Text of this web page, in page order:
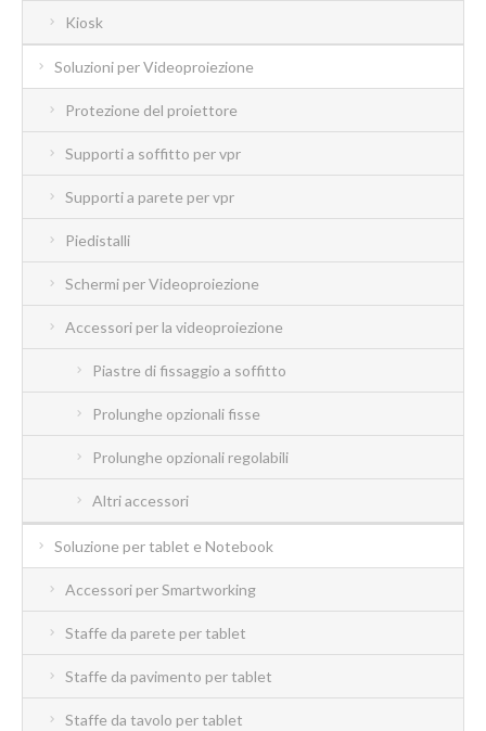
Kiosk
Soluzioni per Videoproiezione
Protezione del proiettore
Supporti a soffitto per vpr
Supporti a parete per vpr
Piedistalli
Schermi per Videoproiezione
Accessori per la videoproiezione
Piastre di fissaggio a soffitto
Prolunghe opzionali fisse
Prolunghe opzionali regolabili
Altri accessori
Soluzione per tablet e Notebook
Accessori per Smartworking
Staffe da parete per tablet
Staffe da pavimento per tablet
Staffe da tavolo per tablet